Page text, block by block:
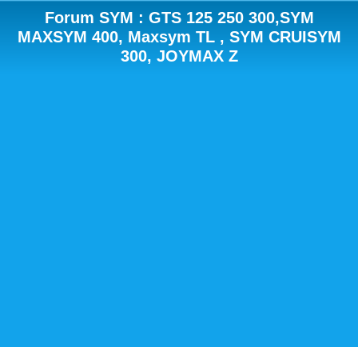
Forum SYM : GTS 125 250 300,SYM
MAXSYM 400, Maxsym TL , SYM CRUISYM
300, JOYMAX Z